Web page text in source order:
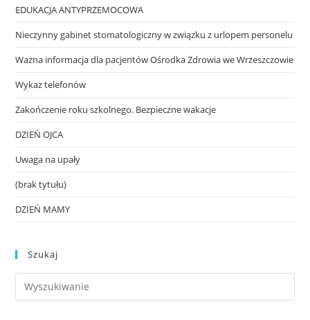
EDUKACJA ANTYPRZEMOCOWA
Nieczynny gabinet stomatologiczny w związku z urlopem personelu
Ważna informacja dla pacjentów Ośrodka Zdrowia we Wrzeszczowie
Wykaz telefonów
Zakończenie roku szkolnego. Bezpieczne wakacje
DZIEŃ OJCA
Uwaga na upały
(brak tytułu)
DZIEŃ MAMY
Szukaj